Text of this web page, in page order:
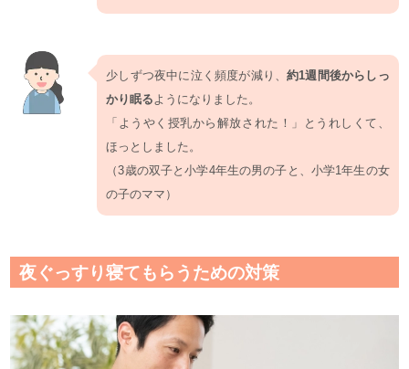
少しずつ夜中に泣く頻度が減り、約1週間後からしっ
かり眠る ようになりました。
「ようやく授乳から解放された！」とうれしくて、
ほっとしました。
（3歳の双子と小学4年生の男の子と、小学1年生の女
の子のママ）
夜ぐっすり寝てもらうための対策